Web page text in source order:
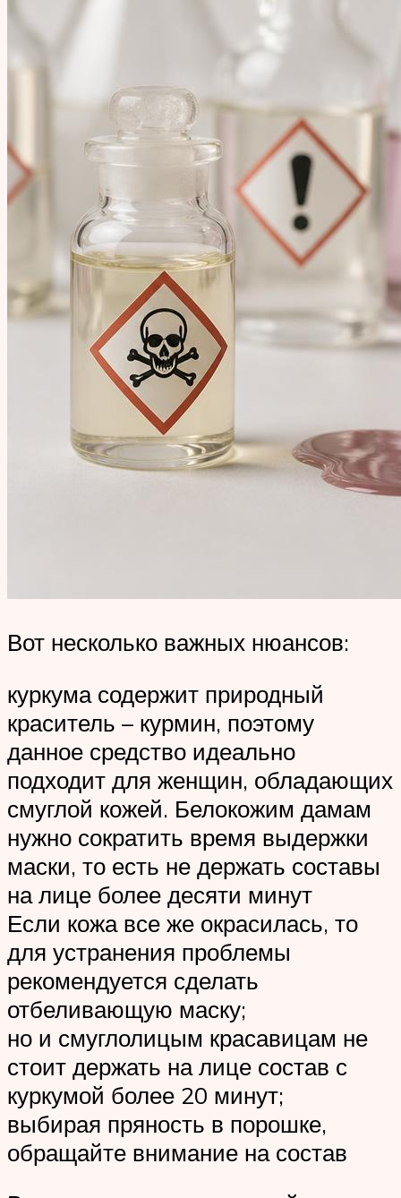
Вот несколько важных нюансов:
куркума содержит природный
краситель – курмин, поэтому
данное средство идеально
подходит для женщин, обладающих
смуглой кожей. Белокожим дамам
нужно сократить время выдержки
маски, то есть не держать составы
на лице более десяти минут
Если кожа все же окрасилась, то
для устранения проблемы
рекомендуется сделать
отбеливающую маску;
но и смуглолицым красавицам не
стоит держать на лице состав с
куркумой более 20 минут;
выбирая пряность в порошке,
обращайте внимание на состав